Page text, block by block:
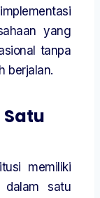
yang
tanpa
berjalan.
memiliki
dalam satu